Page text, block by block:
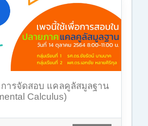
ารจัดสอบ แคลคูลัสมูลฐาน
Calculus)